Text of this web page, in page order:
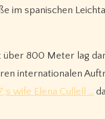
im spanischen
über 800 Meter lag
internationalen
wife Elena Cullell …